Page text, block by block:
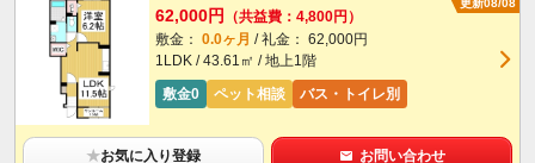
更新08/08
62,000円
（共益費：4,800円）
敷金： 0.0ヶ月 / 礼金： 62,000円
1LDK / 43.61㎡ / 地上1階
敷金0
ペット相談 バス・トイレ別
★お気に入り登録 お問い合わせ